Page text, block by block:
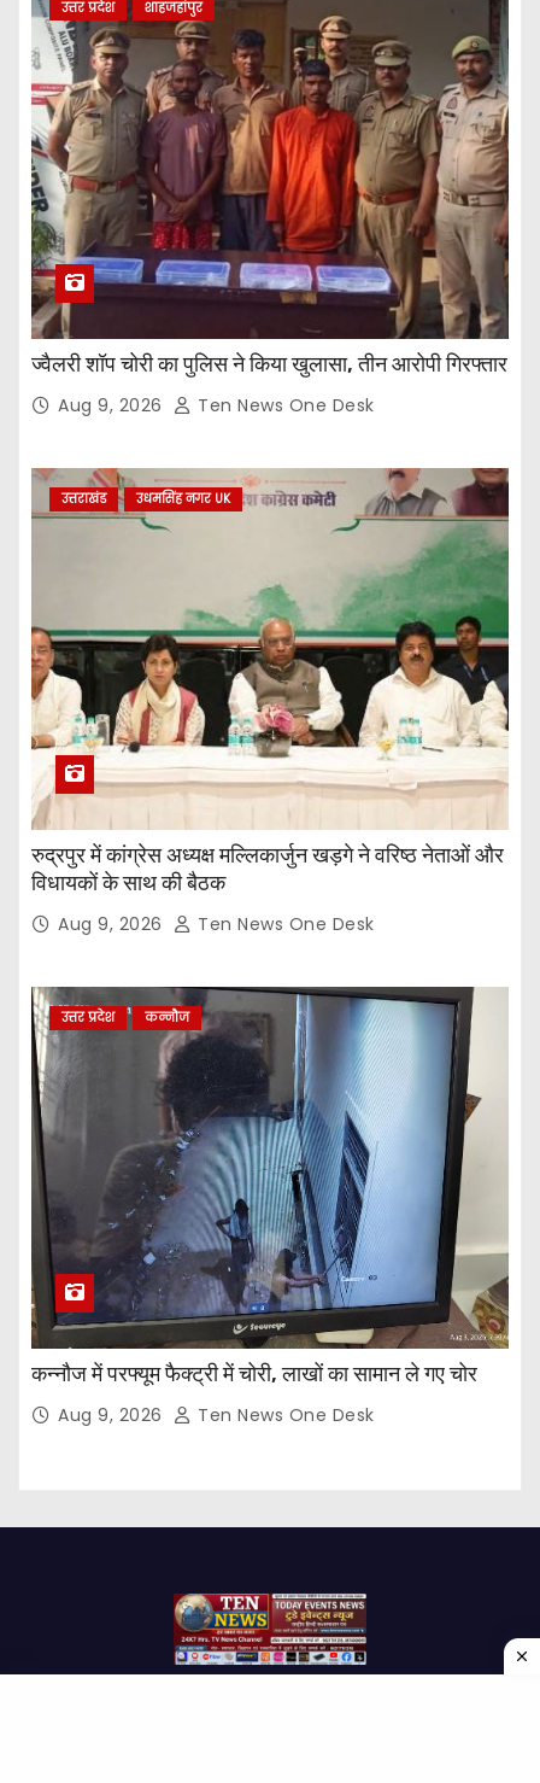
उत्तर प्रदेश शाहजहांपुर
ज्वैलरी शॉप चोरी का पुलिस ने किया खुलासा, तीन आरोपी गिरफ्तार
Aug 9, 2026 Ten News One Desk
उत्तराखंड उधमसिंह नगर UK
रुद्रपुर में कांग्रेस अध्यक्ष मल्लिकार्जुन खड़गे ने वरिष्ठ नेताओं और
विधायकों के साथ की बैठक
Aug 9, 2026 Ten News One Desk
उत्तर प्रदेश कन्नौज
कन्नौज में परफ्यूम फैक्ट्री में चोरी, लाखों का सामान ले गए चोर
Aug 9, 2026 Ten News One Desk